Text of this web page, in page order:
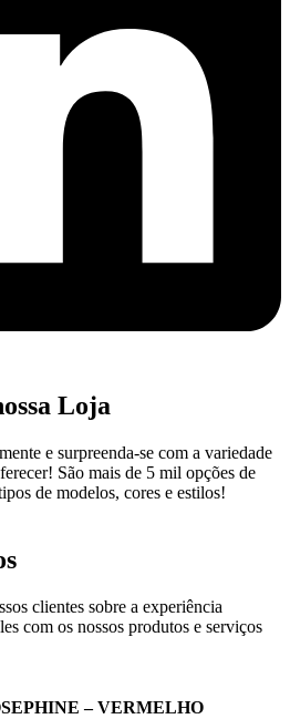
Loja
e surpreenda-se com a variedade
São mais de 5 mil opções de
de modelos, cores e estilos!
clientes sobre a experiência
com os nossos produtos e serviços
– VERMELHO